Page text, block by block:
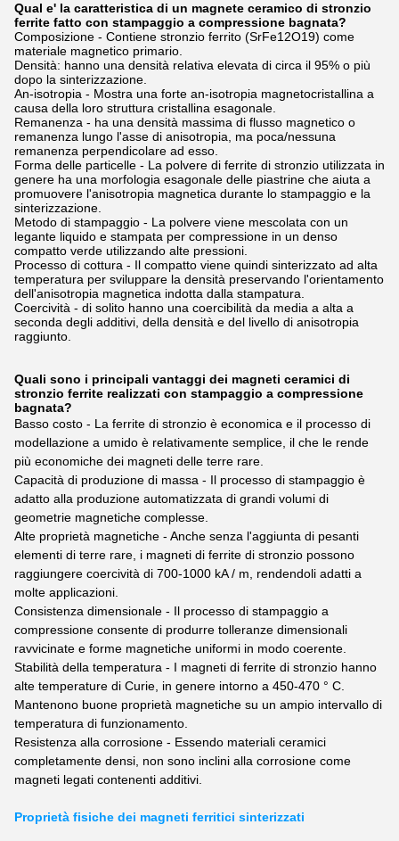
Qual e' la caratteristica di un magnete ceramico di stronzio
ferrite fatto con stampaggio a compressione bagnata?
Composizione - Contiene stronzio ferrito (SrFe12O19) come
materiale magnetico primario.
Densità: hanno una densità relativa elevata di circa il 95% o più
dopo la sinterizzazione.
An-isotropia - Mostra una forte an-isotropia magnetocristallina a
causa della loro struttura cristallina esagonale.
Remanenza - ha una densità massima di flusso magnetico o
remanenza lungo l'asse di anisotropia, ma poca/nessuna
remanenza perpendicolare ad esso.
Forma delle particelle - La polvere di ferrite di stronzio utilizzata in
genere ha una morfologia esagonale delle piastrine che aiuta a
promuovere l'anisotropia magnetica durante lo stampaggio e la
sinterizzazione.
Metodo di stampaggio - La polvere viene mescolata con un
legante liquido e stampata per compressione in un denso
compatto verde utilizzando alte pressioni.
Processo di cottura - Il compatto viene quindi sinterizzato ad alta
temperatura per sviluppare la densità preservando l'orientamento
dell'anisotropia magnetica indotta dalla stampatura.
Coercività - di solito hanno una coercibilità da media a alta a
seconda degli additivi, della densità e del livello di anisotropia
raggiunto.
Quali sono i principali vantaggi dei magneti ceramici di
stronzio ferrite realizzati con stampaggio a compressione
bagnata?
Basso costo - La ferrite di stronzio è economica e il processo di
modellazione a umido è relativamente semplice, il che le rende
più economiche dei magneti delle terre rare.
Capacità di produzione di massa - Il processo di stampaggio è
adatto alla produzione automatizzata di grandi volumi di
geometrie magnetiche complesse.
Alte proprietà magnetiche - Anche senza l'aggiunta di pesanti
elementi di terre rare, i magneti di ferrite di stronzio possono
raggiungere coercività di 700-1000 kA / m, rendendoli adatti a
molte applicazioni.
Consistenza dimensionale - Il processo di stampaggio a
compressione consente di produrre tolleranze dimensionali
ravvicinate e forme magnetiche uniformi in modo coerente.
Stabilità della temperatura - I magneti di ferrite di stronzio hanno
alte temperature di Curie, in genere intorno a 450-470 ° C.
Mantenono buone proprietà magnetiche su un ampio intervallo di
temperatura di funzionamento.
Resistenza alla corrosione - Essendo materiali ceramici
completamente densi, non sono inclini alla corrosione come
magneti legati contenenti additivi.
Proprietà fisiche dei magneti ferritici sinterizzati